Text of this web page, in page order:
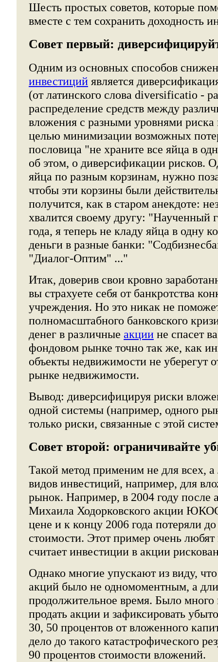
Шесть простых советов, которые
вместе с тем сохранить доходность
Совет первый:
Одним из основных способов
инвестиций является
(от латинского слова diversificatio -
распределение средств между
вложения с разными уровнями риска
целью минимизации возможных
пословица "не храните все яйца в
об этом, о диверсификации рисков.
яйца по разным корзинам, нужно
чтобы эти корзины были
получится, как в старом анекдоте:
хвалится своему другу: "Наученный
года, я теперь не кладу яйца в одну
деньги в разные банки:
"Диалог-Оптим" ..."
Итак, доверив свои кровно
вы страхуете себя от банкротства
учреждения. Но это никак не
полномасштабного банковского
денег в различные акции не спасет
фондовом рынке точно так же, как
объекты недвижимости не уберегут
рынке недвижимости.
Вывод: диверсифицируя риски
одной системы (например, одного
только риски, связанные с этой
Совет второй: ограничивайте
Такой метод применим не для всех,
видов инвестиций, например, для
рынок. Например, в 2004 году после
Михаила Ходорковского акции
цене и к концу 2006 года потеряли
стоимости. Этот пример очень любят
считает инвестиции в акции
Однако многие упускают из виду,
акций было не одномоментным, а
продолжительное время. Было много
продать акции и зафиксировать
30, 50 процентов от вложенного
дело до такого катастрофического
90 процентов стоимости вложений.